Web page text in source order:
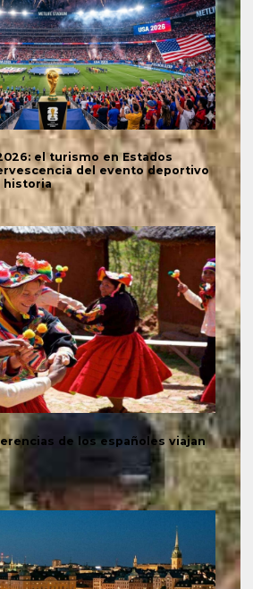
el turismo en Estados
del evento deportivo
historia
de los españoles viajan